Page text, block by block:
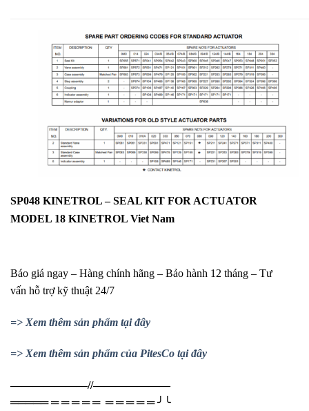
SP048 KINETROL – SEAL KIT FOR ACTUATOR
MODEL 18 KINETROL Viet Nam
Báo giá ngay – Hàng chính hãng – Bảo hành 12 tháng – Tư
vấn hỗ trợ kỹ thuật 24/7
=> Xem thêm sản phẩm tại đây
=> Xem thêm sản phẩm của PitesCo tại đây
——————––//———————
════════ ═ ═ ═ ═ ══ ═╯╰